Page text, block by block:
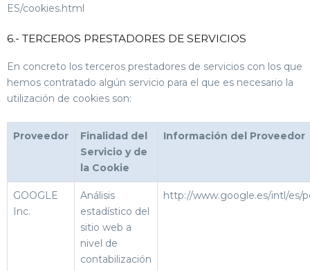
ES/cookies.html
6.- TERCEROS PRESTADORES DE SERVICIOS
En concreto los terceros prestadores de servicios con los que
hemos contratado algún servicio para el que es necesario la
utilización de cookies son:
Proveedor
Finalidad del
Servicio y de
la Cookie
Información del Proveedor
GOOGLE
Inc.
Análisis
estadístico del
sitio web a
nivel de
contabilización
http://www.google.es/intl/es/